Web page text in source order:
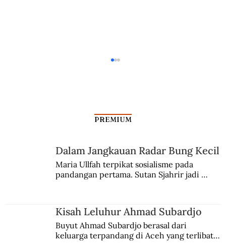
Kisah Leluhur Ahmad Subardjo
PREMIUM
Dalam Jangkauan Radar Bung Kecil
Maria Ullfah terpikat sosialisme pada
pandangan pertama. Sutan Sjahrir jadi
Kisah Leluhur Ahmad Subardjo
Buyut Ahmad Subardjo berasal dari
keluarga terpandang di Aceh yang terlibat